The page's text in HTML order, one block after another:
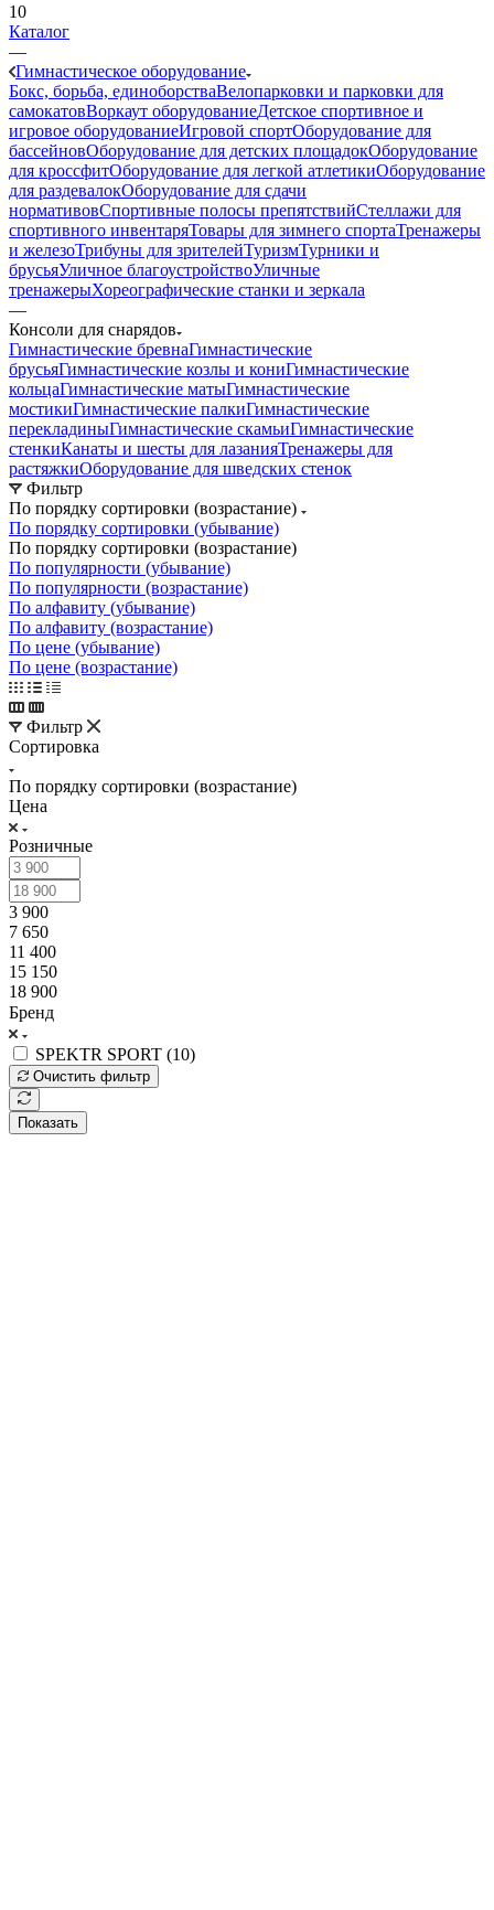
10
Каталог
—
Гимнастическое оборудование
Бокс, борьба, единоборстваВелопарковки и парковки для
самокатовВоркаут оборудованиеДетское спортивное и
игровое оборудованиеИгровой спортОборудование для
бассейновОборудование для детских площадокОборудование
для кроссфитОборудование для легкой атлетикиОборудование
для раздевалокОборудование для сдачи
нормативовСпортивные полосы препятствийСтеллажи для
спортивного инвентаряТовары для зимнего спортаТренажеры
и железоТрибуны для зрителейТуризмТурники и
брусьяУличное благоустройствоУличные
тренажерыХореографические станки и зеркала
—
Консоли для снарядов
Гимнастические бревнаГимнастические
брусьяГимнастические козлы и кониГимнастические
кольцаГимнастические матыГимнастические
мостикиГимнастические палкиГимнастические
перекладиныГимнастические скамьиГимнастические
стенкиКанаты и шесты для лазанияТренажеры для
растяжкиОборудование для шведских стенок
Фильтр
По порядку сортировки (возрастание)
По порядку сортировки (убывание)
По порядку сортировки (возрастание)
По популярности (убывание)
По популярности (возрастание)
По алфавиту (убывание)
По алфавиту (возрастание)
По цене (убывание)
По цене (возрастание)
Фильтр
Сортировка
По порядку сортировки (возрастание)
Цена
Розничные
3 900
7 650
11 400
15 150
18 900
Бренд
SPEKTR SPORT (10)
Очистить фильтр
Показать